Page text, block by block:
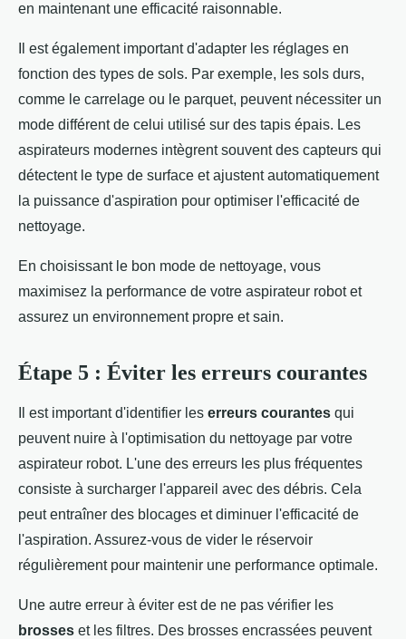
en maintenant une efficacité raisonnable.
Il est également important d'adapter les réglages en
fonction des types de sols. Par exemple, les sols durs,
comme le carrelage ou le parquet, peuvent nécessiter un
mode différent de celui utilisé sur des tapis épais. Les
aspirateurs modernes intègrent souvent des capteurs qui
détectent le type de surface et ajustent automatiquement
la puissance d'aspiration pour optimiser l'efficacité de
nettoyage.
En choisissant le bon mode de nettoyage, vous
maximisez la performance de votre aspirateur robot et
assurez un environnement propre et sain.
Étape 5 : Éviter les erreurs courantes
Il est important d'identifier les erreurs courantes qui
peuvent nuire à l'optimisation du nettoyage par votre
aspirateur robot. L'une des erreurs les plus fréquentes
consiste à surcharger l'appareil avec des débris. Cela
peut entraîner des blocages et diminuer l'efficacité de
l'aspiration. Assurez-vous de vider le réservoir
régulièrement pour maintenir une performance optimale.
Une autre erreur à éviter est de ne pas vérifier les
brosses et les filtres. Des brosses encrassées peuvent